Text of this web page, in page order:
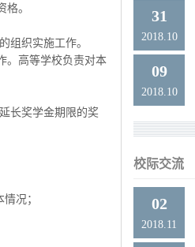
。
组织实施工作。
。高等学校负责对本
长奖学金期限的奖
况；
31
2018.10
09
2018.10
校际交流
02
2018.11